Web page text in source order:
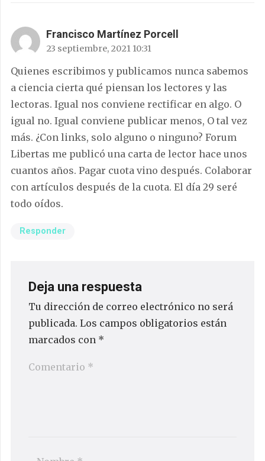
Francisco Martínez Porcell
23 septiembre, 2021 10:31
Quienes escribimos y publicamos nunca sabemos
a ciencia cierta qué piensan los lectores y las
lectoras. Igual nos conviene rectificar en algo. O
igual no. Igual conviene publicar menos, O tal vez
más. ¿Con links, solo alguno o ninguno? Forum
Libertas me publicó una carta de lector hace unos
cuantos años. Pagar cuota vino después. Colaborar
con artículos después de la cuota. El día 29 seré
todo oídos.
Responder
Deja una respuesta
Tu dirección de correo electrónico no será
publicada. Los campos obligatorios están
marcados con *